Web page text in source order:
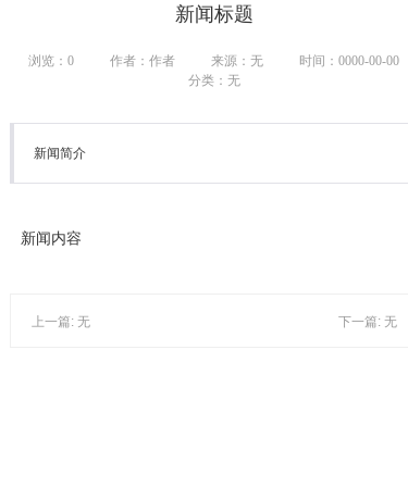
新闻标题
浏览：0 作者：作者 来源：无
时间：0000-00-00
分类：无
新闻简介
新闻内容
上一篇: 无 下一篇: 无